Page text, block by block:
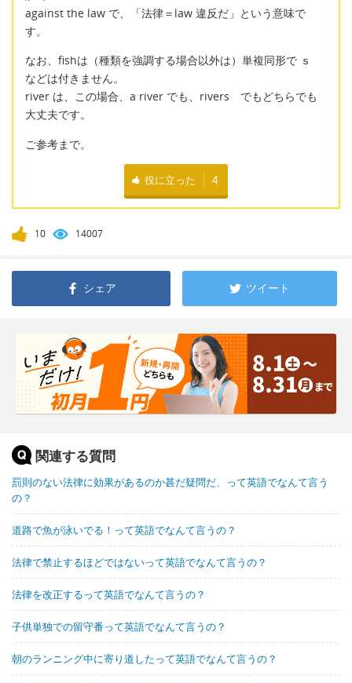
against the law で、「法律＝law 違反だ」という意味で
す。
なお、fishは（種類を強調する場合以外は）単複同形で ｓ
などは付きません。
river は、この場合、a river でも、rivers でもどちらでも
大丈夫です。
ご参考まで。
役に立った 4
10 14007
シェア ツイート
関連する質問
罰則のない法律に効果があるのか甚だ疑問だ、って英語でなんて言う
の？
道路で魚が泳いでる！って英語でなんて言うの？
法律で禁止するほどではないって英語でなんて言うの？
法律を改正するって英語でなんて言うの？
子供単独での留守番って英語でなんて言うの？
朝のランニング中に寄り道したって英語でなんて言うの？